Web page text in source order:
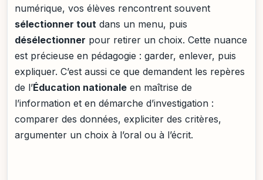
numérique, vos élèves rencontrent souvent
sélectionner tout dans un menu, puis
désélectionner pour retirer un choix. Cette nuance
est précieuse en pédagogie : garder, enlever, puis
expliquer. C’est aussi ce que demandent les repères
de l’Éducation nationale en maîtrise de
l’information et en démarche d’investigation :
comparer des données, expliciter des critères,
argumenter un choix à l’oral ou à l’écrit.